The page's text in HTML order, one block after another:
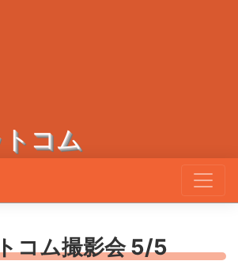
コム
コム撮影会 5/5